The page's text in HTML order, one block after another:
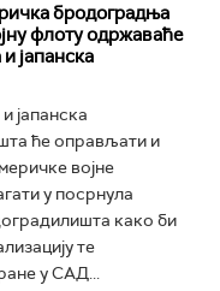
бродоградња
флоту одржаваће
јапанска
јапанска
ће оправљати и
војне
у посрнула
како би
те
у САД...